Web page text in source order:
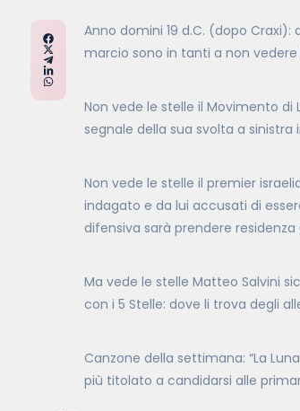
Anno domini 19 d.C. (dopo
marcio sono in tanti a non vedere
Non vede le stelle il Movimento
segnale della sua svolta a sinistra
Non vede le stelle il premier
indagato e da lui accusati di
difensiva sarà prendere residenza
Ma vede le stelle Matteo Salvini
con i 5 Stelle: dove li trova degli
Canzone della settimana: “La
più titolato a candidarsi alle